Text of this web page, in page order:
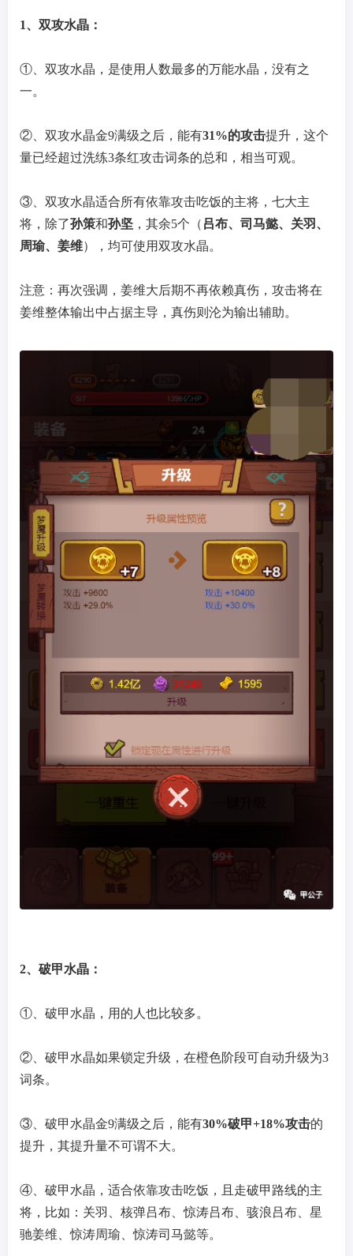
1、双攻水晶：
①、双攻水晶，是使用人数最多的万能水晶，没有之
一。
②、双攻水晶金9满级之后，能有31%的攻击提升，这个
量已经超过洗练3条红攻击词条的总和，相当可观。
③、双攻水晶适合所有依靠攻击吃饭的主将，七大主
将，除了孙策和孙坚 ，其余5个（ 吕布、司马懿、关羽、
周瑜、姜维），均可使用双攻水晶。
注意：再次强调，姜维大后期不再依赖真伤，攻击将在
姜维整体输出中占据主导，真伤则沦为输出辅助。
2、破甲水晶：
①、破甲水晶，用的人也比较多。
②、破甲水晶如果锁定升级，在橙色阶段可自动升级为3
词条。
③、破甲水晶金9满级之后，能有30%破甲+18%攻击的
提升，其提升量不可谓不大。
④、破甲水晶，适合依靠攻击吃饭，且走破甲路线的主
将，比如：关羽、核弹吕布、惊涛吕布、骇浪吕布、星
驰姜维、惊涛周瑜、惊涛司马懿等。